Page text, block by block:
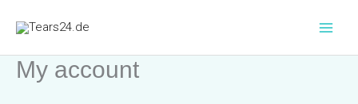
Inhalt
springen
My account